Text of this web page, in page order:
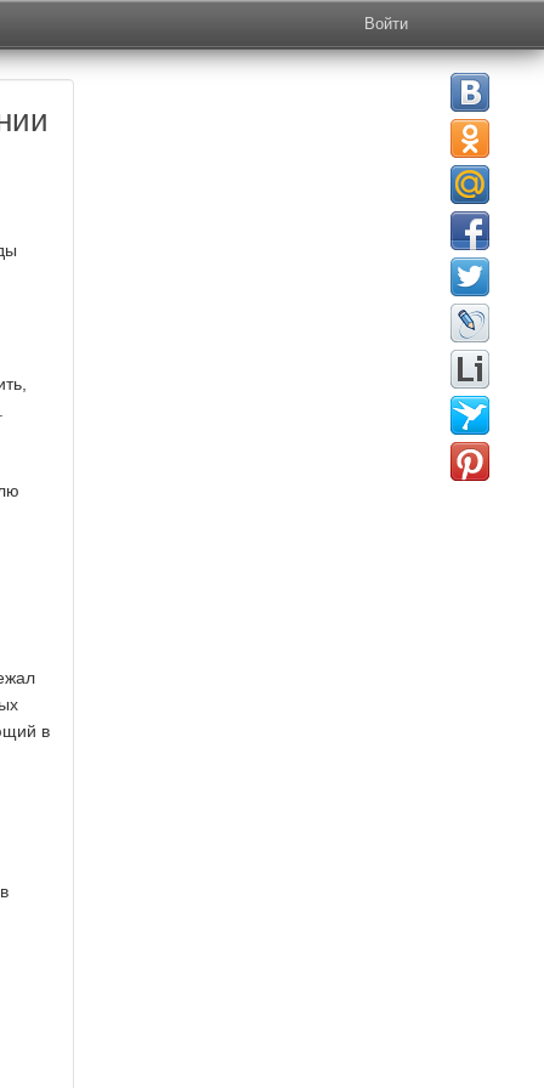
Войти
в